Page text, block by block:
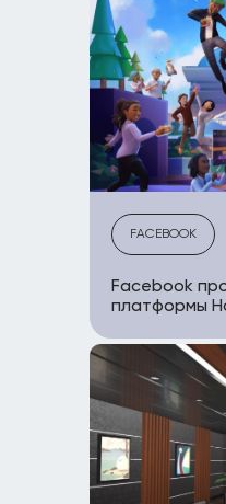
FACEBOOK
Facebook
платформы